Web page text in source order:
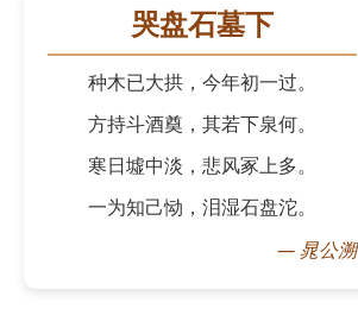
哭盘石墓下
种木已大拱，今年初一过。
方持斗酒奠，其若下泉何。
寒日墟中淡，悲风冢上多。
一为知己恸，泪湿石盘沱。
— 晁公溯